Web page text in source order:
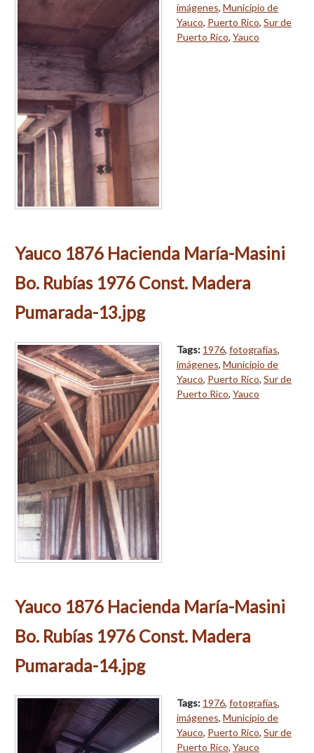
imágenes, Municipio de
Yauco, Puerto Rico, Sur de
Puerto Rico, Yauco
Yauco 1876 Hacienda María-Masini
Bo. Rubías 1976 Const. Madera
Pumarada-13.jpg
Tags: 1976, fotografías,
imágenes, Municipio de
Yauco, Puerto Rico, Sur de
Puerto Rico, Yauco
Yauco 1876 Hacienda María-Masini
Bo. Rubías 1976 Const. Madera
Pumarada-14.jpg
Tags: 1976, fotografías,
imágenes, Municipio de
Yauco, Puerto Rico, Sur de
Puerto Rico, Yauco